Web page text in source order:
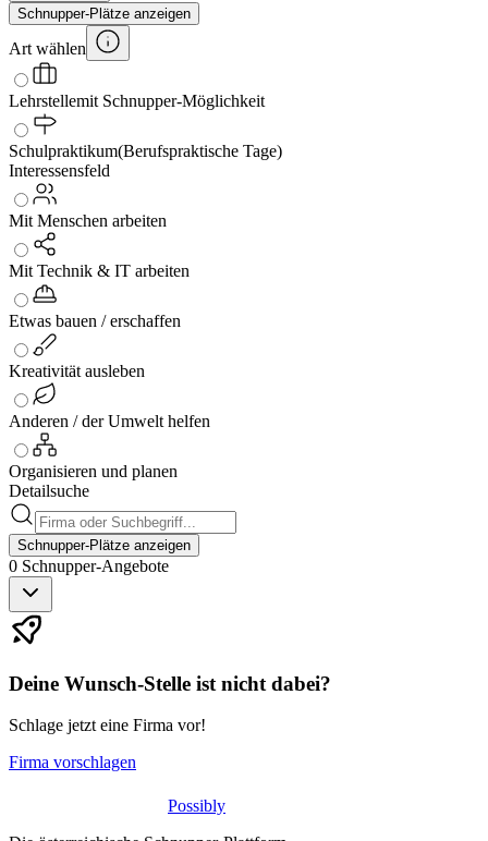
Schnupper-Plätze anzeigen
Art wählen
Lehrstellemit Schnupper-Möglichkeit
Schulpraktikum(Berufspraktische Tage)
Interessensfeld
Mit Menschen arbeiten
Mit Technik & IT arbeiten
Etwas bauen / erschaffen
Kreativität ausleben
Anderen / der Umwelt helfen
Organisieren und planen
Detailsuche
Schnupper-Plätze anzeigen
0 Schnupper-Angebote
Deine Wunsch-Stelle ist nicht dabei?
Schlage jetzt eine Firma vor!
Firma vorschlagen
Possibly